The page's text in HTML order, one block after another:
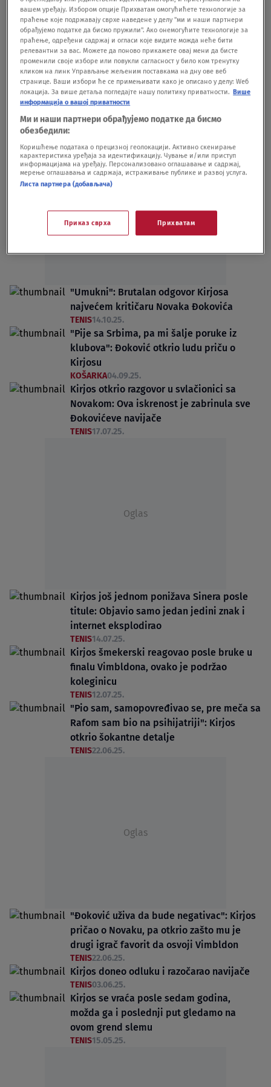
FOTO
TENIS19.03.
Kirjos odustao i napravio šmekerski potez,
doneo važnu odluku pred Australijan open
iako je zdrav
TENIS09.01.
Nik Kirjos igra Australijan open? Povukao
jedan iznenađujući potez
TENIS 25.11.25.
Oglas
"Umukni": Brutalan odgovor Kirjosa
najvećem kritičaru Novaka Đokovića
TENIS14.10.25.
"Pije sa Srbima, pa mi šalje poruke iz
klubova": Đoković otkrio ludu priču o
Kirjosu
KOŠARKA04.09.25.
Kirjos otkrio razgovor u svlačionici sa
Novakom: Ova iskrenost je zabrinula sve
Đokovićeve navijače
TENIS17.07.25.
Oglas
Kirjos još jednom ponižava Sinera posle
titule: Objavio samo jedan jedini znak i
internet eksplodirao
TENIS14.07.25.
Kirjos šmekerski reagovao posle bruke u
finalu Vimbldona, ovako je podržao
koleginicu
TENIS12.07.25.
"Pio sam, samopovređivao se, pre meča sa
Rafom sam bio na psihijatriji": Kirjos
otkrio šokantne detalje
TENIS22.06.25.
Oglas
"Đoković uživa da bude negativac": Kirjos
pričao o Novaku, pa otkrio zašto mu je
drugi igrač favorit da osvoji Vimbldon
TENIS22.06.25.
Kirjos doneo odluku i razočarao navijače
TENIS03.06.25.
Kirjos se vraća posle sedam godina,
možda ga i poslednji put gledamo na
ovom grend slemu
TENIS15.05.25.
вашем уређају. Избором опције Прихватам омогућићете технологије за
праћење које подржавају сврхе наведене у делу "ми и наши партнери
обрађујемо податке да бисмо пружили". Ако онемогућите технологије за
праћење, одређени садржај и огласи које видите можда неће бити
релевантни за вас. Можете да поново прикажете овај мени да бисте
променили своје изборе или повукли сагласност у било ком тренутку
кликом на линк Управљање жељеним поставкама на дну ове веб
странице. Ваши избори ће се примењивати како је описано у делу: Wеб
локација. За више детаља погледајте нашу политику приватности. Више
информација о вашој приватности
Ми и наши партнери обрађујемо податке да бисмо
обезбедили:
Коришћење података о прецизној геолокацији. Активно скенирање
карактеристика уређаја за идентификацију. Чување и/или приступ
информацијама на уређају. Персонализовано оглашавање и садржај,
мерење оглашавања и садржаја, истраживање публике и развој услуга.
Листа партнера (добављача)
Приказ сврха Прихватам